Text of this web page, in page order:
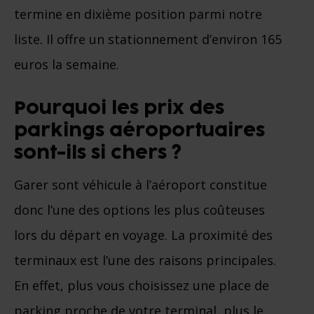
termine en dixième position parmi notre
liste. Il offre un stationnement d’environ 165
euros la semaine.
Pourquoi les prix des
parkings aéroportuaires
sont-ils si chers ?
Garer sont véhicule à l’aéroport constitue
donc l’une des options les plus coûteuses
lors du départ en voyage. La proximité des
terminaux est l’une des raisons principales.
En effet, plus vous choisissez une place de
parking proche de votre terminal, plus le